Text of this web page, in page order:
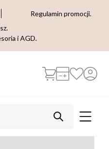
Regulamin promocji.
i AGD.